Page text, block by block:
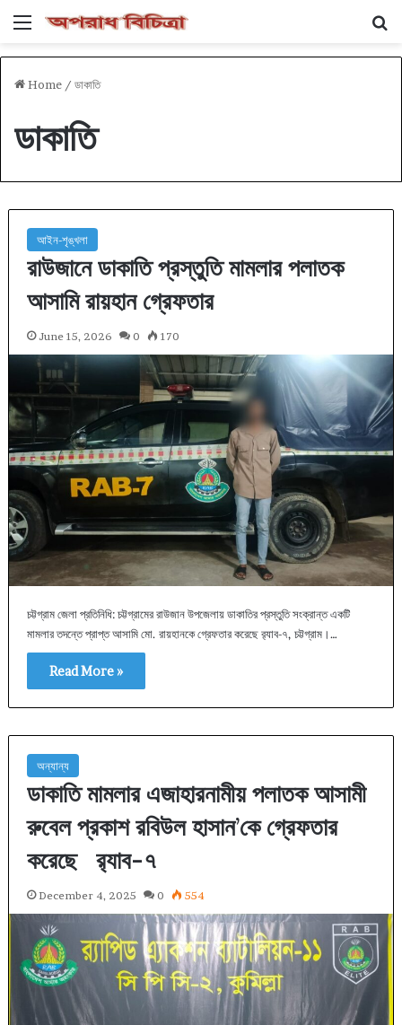
Menu
Home / ডাকাতি
ডাকাতি
আইন-শৃঙ্খলা
রাউজানে ডাকাতি প্রস্তুতি মামলার পলাতক
আসামি রায়হান গ্রেফতার
June 15, 2026 0 170
চট্টগ্রাম জেলা প্রতিনিধি: চট্টগ্রামের রাউজান উপজেলায় ডাকাতির প্রস্তুতি সংক্রান্ত একটি
মামলার তদন্তে প্রাপ্ত আসামি মো. রায়হানকে গ্রেফতার করেছে র‌্যাব-৭, চট্টগ্রাম।…
Read More »
অন্যান্য
ডাকাতি মামলার এজাহারনামীয় পলাতক আসামী
রুবেল প্রকাশ রবিউল হাসান’কে গ্রেফতার
করেছে র‌্যাব-৭
December 4, 2025 0 554